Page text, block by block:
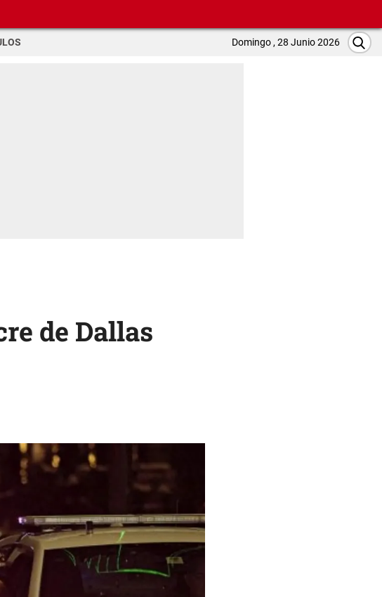
Domingo , 28 Junio 2026
de Dallas